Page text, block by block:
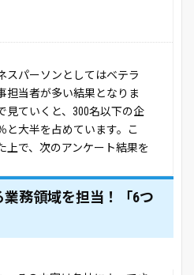
スパーソンとしてはベテラ
担当者が多い結果となりま
見ていくと、300名以下の企
と大半を占めています。こ
上で、次のアンケート結果を
務領域を担当！「6つ